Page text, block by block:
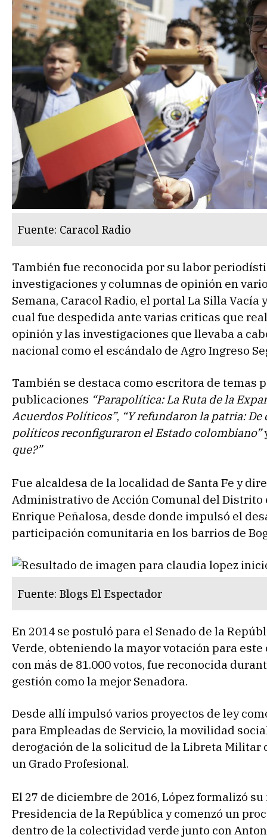
Fuente: Caracol Radio
También fue reconocida por su labor
investigaciones y columnas de opinión en
Semana, Caracol Radio, el portal La Silla
cual fue despedida ante varias criticas que
opinión y las investigaciones que llevaba a
nacional como el escándalo de Agro Ingreso
También se destaca como escritora de temas
publicaciones “Parapolítica: La Ruta de la
Acuerdos Políticos”, “Y refundaron la patria: De
políticos reconfiguraron el Estado colombiano”
que?”
Fue alcaldesa de la localidad de Santa Fe y
Administrativo de Acción Comunal del
Enrique Peñalosa, desde donde impulsó el
participación comunitaria en los barrios de
Fuente: Blogs El Espectador
En 2014 se postuló para el Senado de la
Verde, obteniendo la mayor votación para
con más de 81.000 votos, fue reconocida
gestión como la mejor Senadora.
Desde allí impulsó varios proyectos de ley
para Empleadas de Servicio, la movilidad
derogación de la solicitud de la Libreta Militar
un Grado Profesional.
El 27 de diciembre de 2016, López formalizó
Presidencia de la República y comenzó un
dentro de la colectividad verde junto con